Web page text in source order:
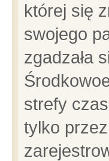
której się
swojego
zgadzała
strefy
tylko